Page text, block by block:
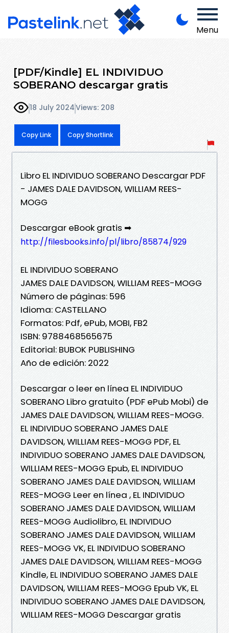
Menu
[PDF/Kindle] EL INDIVIDUO
SOBERANO descargar gratis
18 July 2024Views: 208
Copy Link Copy Shortlink
Libro EL INDIVIDUO SOBERANO Descargar PDF
- JAMES DALE DAVIDSON, WILLIAM REES-
MOGG
Descargar eBook gratis ➡
http://filesbooks.info/pl/libro/85874/929
EL INDIVIDUO SOBERANO
JAMES DALE DAVIDSON, WILLIAM REES-MOGG
Número de páginas: 596
Idioma: CASTELLANO
Formatos: Pdf, ePub, MOBI, FB2
ISBN: 9788468565675
Editorial: BUBOK PUBLISHING
Año de edición: 2022
Descargar o leer en línea EL INDIVIDUO
SOBERANO Libro gratuito (PDF ePub Mobi) de
JAMES DALE DAVIDSON, WILLIAM REES-MOGG.
EL INDIVIDUO SOBERANO JAMES DALE
DAVIDSON, WILLIAM REES-MOGG PDF, EL
INDIVIDUO SOBERANO JAMES DALE DAVIDSON,
WILLIAM REES-MOGG Epub, EL INDIVIDUO
SOBERANO JAMES DALE DAVIDSON, WILLIAM
REES-MOGG Leer en línea , EL INDIVIDUO
SOBERANO JAMES DALE DAVIDSON, WILLIAM
REES-MOGG Audiolibro, EL INDIVIDUO
SOBERANO JAMES DALE DAVIDSON, WILLIAM
REES-MOGG VK, EL INDIVIDUO SOBERANO
JAMES DALE DAVIDSON, WILLIAM REES-MOGG
Kindle, EL INDIVIDUO SOBERANO JAMES DALE
DAVIDSON, WILLIAM REES-MOGG Epub VK, EL
INDIVIDUO SOBERANO JAMES DALE DAVIDSON,
WILLIAM REES-MOGG Descargar gratis